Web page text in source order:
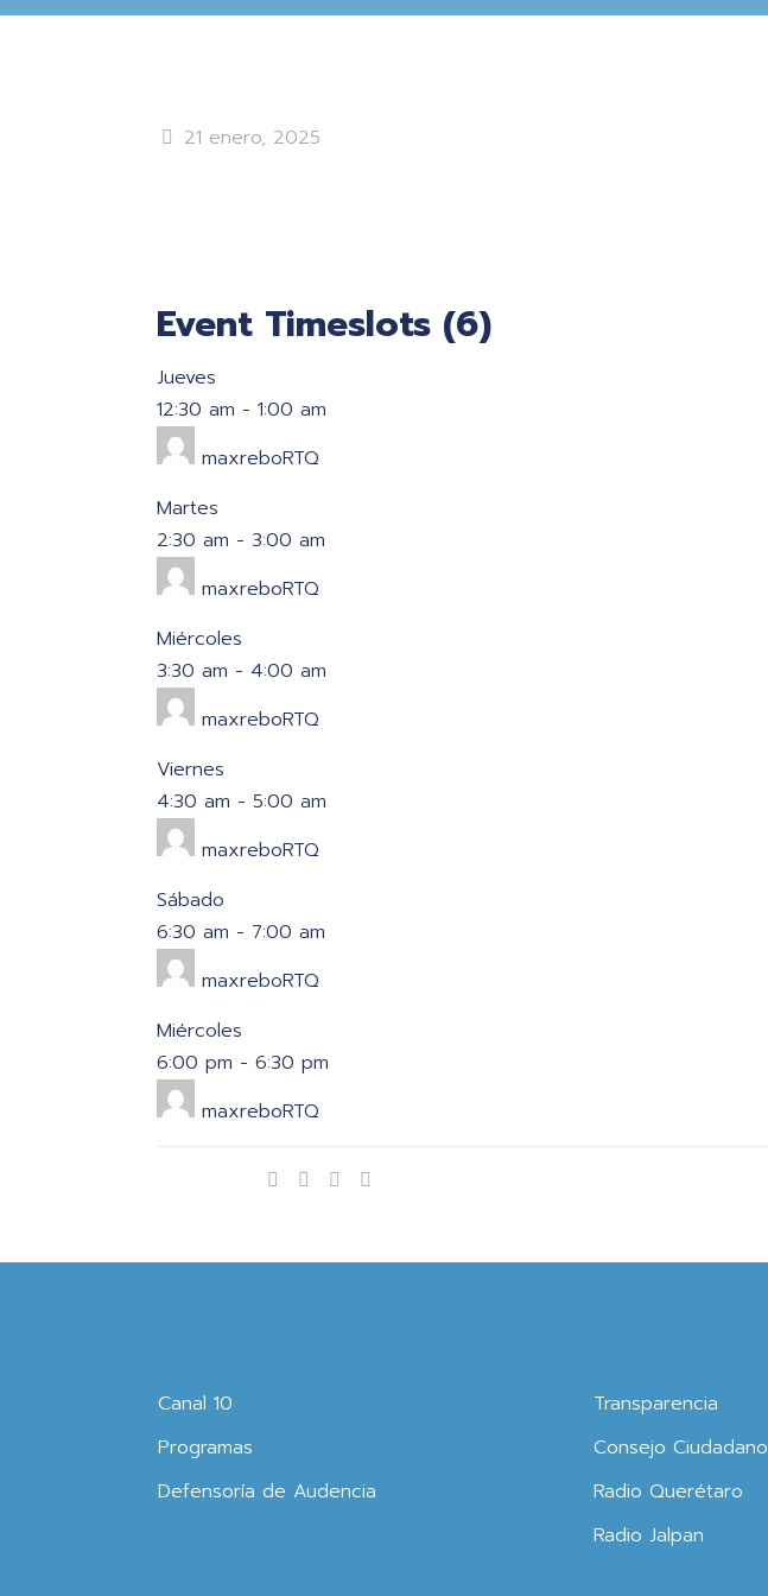
21 enero, 2025
Event Timeslots (6)
Jueves
12:30 am -1:00 am
maxreboRTQ
Martes
2:30 am -3:00 am
maxreboRTQ
Miércoles
3:30 am - 4:00 am
maxreboRTQ
Viernes
4:30 am -5:00 am
maxreboRTQ
Sábado
6:30 am - 7:00 am
maxreboRTQ
Miércoles
6:00 pm -6:30 pm
maxreboRTQ
Canal 10
Programas
Defensoría de Audencia
Transparencia
Consejo Ciudadano
Radio Querétaro
Radio Jalpan